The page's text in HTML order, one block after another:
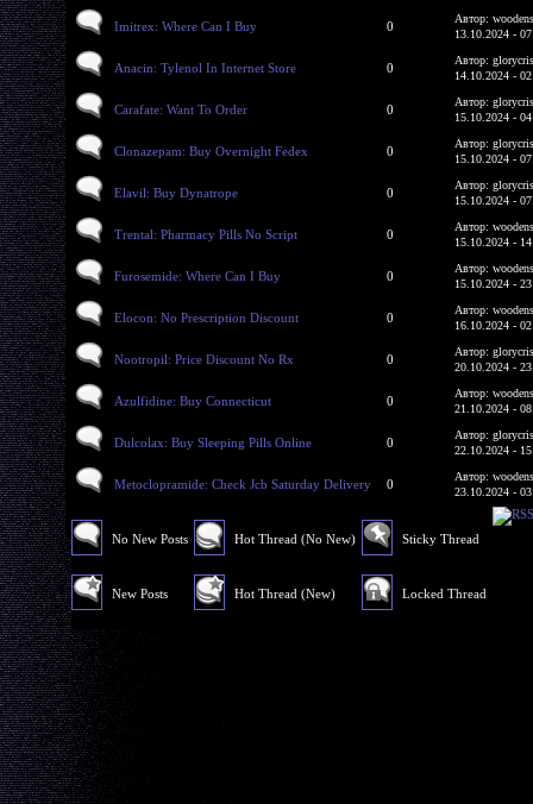
Imitrex: Where Can I Buy 0
Автор:
13.10.2024 -
Anacin: Tylenol In Internet Store 0
Автор:
14.10.2024 -
Carafate: Want To Order 0
Автор:
15.10.2024 -
Clonazepam: Buy Overnight Fedex 0
Автор:
15.10.2024 -
Elavil: Buy Dynatrope 0
Автор:
15.10.2024 -
Trental: Pharmacy Pills No Script 0
Автор:
15.10.2024 -
Furosemide: Where Can I Buy 0
Автор:
15.10.2024 -
Elocon: No Prescription Discount 0
Автор:
16.10.2024 -
Nootropil: Price Discount No Rx 0
Автор:
20.10.2024 -
Azulfidine: Buy Connecticut 0
Автор:
21.10.2024 -
Dulcolax: Buy Sleeping Pills Online 0
Автор:
22.10.2024 -
Metoclopramide: Check Jcb Saturday Delivery 0
Автор:
23.10.2024 -
No New Posts
New Posts
Hot Thread (No New)
Hot Thread (New)
Sticky Thread
Locked Thread